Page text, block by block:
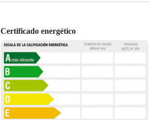
Certificado energético